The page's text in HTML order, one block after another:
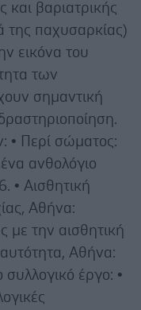
και βαριατρικής
της παχυσαρκίας)
εικόνα του
των
σημαντική
• Περί σώματος:
ανθολόγιο
• Αισθητική
Αθήνα:
με την αισθητική
Αθήνα:
έργο: •